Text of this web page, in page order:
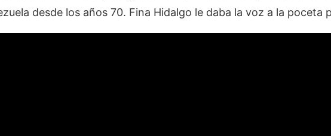
desde los años 70. Fina Hidalgo le daba la voz a la poceta